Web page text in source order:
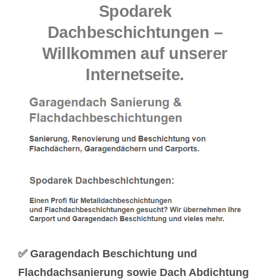
Spodarek
Dachbeschichtungen –
Willkommen auf unserer
Internetseite.
✅ Garagendach Beschichtung und
Flachdachsanierung sowie Dach Abdichtung